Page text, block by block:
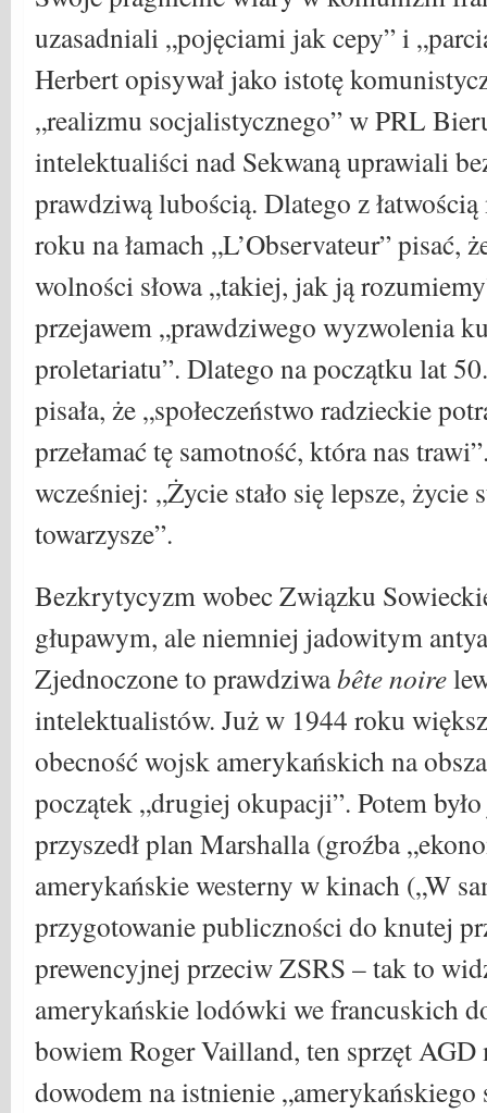
uzasadniali „pojęciami jak cepy” i
Herbert opisywał jako istotę
„realizmu socjalistycznego” w PRL
intelektualiści nad Sekwaną uprawiali
prawdziwą lubością. Dlatego z
roku na łamach „L’Observateur” pisać,
wolności słowa „takiej, jak ją
przejawem „prawdziwego wyzwolenia
proletariatu”. Dlatego na początku lat
pisała, że „społeczeństwo radzieckie
przełamać tę samotność, która nas
wcześniej: „Życie stało się lepsze, życie
towarzysze”.
Bezkrytycyzm wobec Związku
głupawym, ale niemniej jadowitym
Zjednoczone to prawdziwabête noire
intelektualistów. Już w 1944 roku
obecność wojsk amerykańskich na
początek „drugiej okupacji”. Potem
przyszedł plan Marshalla (groźba
amerykańskie westerny w kinach („W
przygotowanie publiczności do knutej
prewencyjnej przeciw ZSRS – tak to
amerykańskie lodówki we francuskich
bowiem Roger Vailland, ten sprzęt AGD
dowodem na istnienie „amerykańskiego